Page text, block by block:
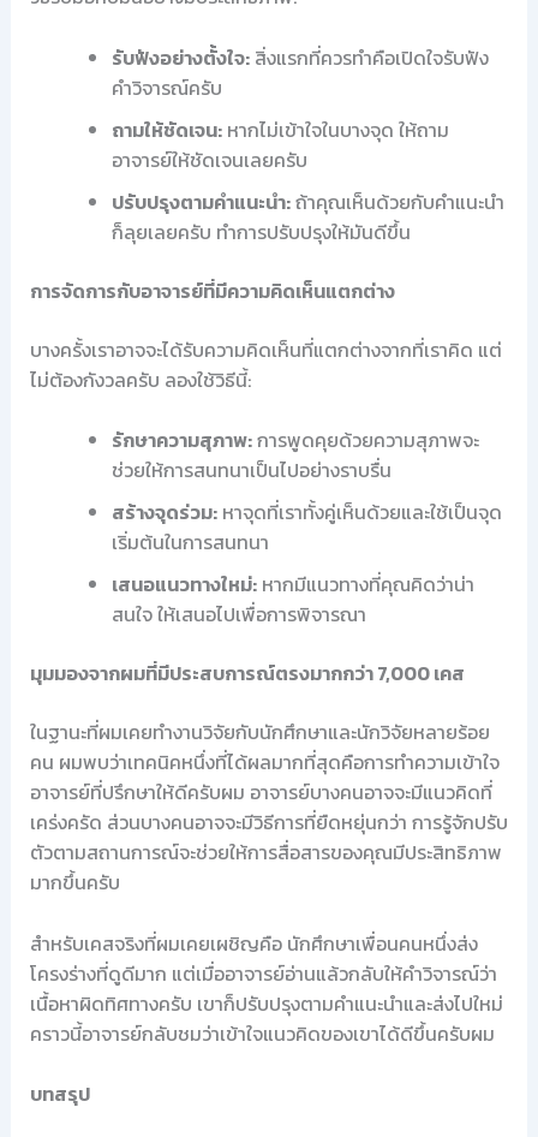
รับฟังอย่างตั้งใจ:สิ่งแรกที่ควรทำคือเปิดใจรับฟัง
คำวิจารณ์ครับ
ถามให้ชัดเจน:หากไม่เข้าใจในบางจุด ให้ถาม
อาจารย์ให้ชัดเจนเลยครับ
ปรับปรุงตามคำแนะนำ:ถ้าคุณเห็นด้วยกับคำแนะนำ
ก็ลุยเลยครับ ทำการปรับปรุงให้มันดีขึ้น
การจัดการกับอาจารย์ที่มีความคิดเห็นแตกต่าง
บางครั้งเราอาจจะได้รับความคิดเห็นที่แตกต่างจากที่เราคิด แต่
ไม่ต้องกังวลครับ ลองใช้วิธีนี้:
รักษาความสุภาพ:การพูดคุยด้วยความสุภาพจะ
ช่วยให้การสนทนาเป็นไปอย่างราบรื่น
สร้างจุดร่วม:หาจุดที่เราทั้งคู่เห็นด้วยและใช้เป็นจุด
เริ่มต้นในการสนทนา
เสนอแนวทางใหม่:หากมีแนวทางที่คุณคิดว่าน่า
สนใจ ให้เสนอไปเพื่อการพิจารณา
มุมมองจากผมที่มีประสบการณ์ตรงมากกว่า 7,000 เคส
ในฐานะที่ผมเคยทำงานวิจัยกับนักศึกษาและนักวิจัยหลายร้อย
คน ผมพบว่าเทคนิคหนึ่งที่ได้ผลมากที่สุดคือการทำความเข้าใจ
อาจารย์ที่ปรึกษาให้ดีครับผม อาจารย์บางคนอาจจะมีแนวคิดที่
เคร่งครัด ส่วนบางคนอาจจะมีวิธีการที่ยืดหยุ่นกว่า การรู้จักปรับ
ตัวตามสถานการณ์จะช่วยให้การสื่อสารของคุณมีประสิทธิภาพ
มากขึ้นครับ
สำหรับเคสจริงที่ผมเคยเผชิญคือ นักศึกษาเพื่อนคนหนึ่งส่ง
โครงร่างที่ดูดีมาก แต่เมื่ออาจารย์อ่านแล้วกลับให้คำวิจารณ์ว่า
เนื้อหาผิดทิศทางครับ เขาก็ปรับปรุงตามคำแนะนำและส่งไปใหม่
คราวนี้อาจารย์กลับชมว่าเข้าใจแนวคิดของเขาได้ดีขึ้นครับผม
บทสรุป